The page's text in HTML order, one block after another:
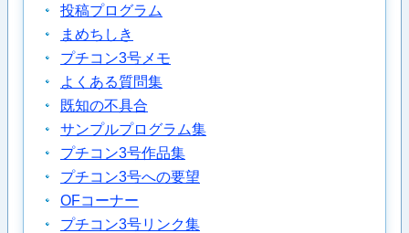
投稿プログラム
まめちしき
プチコン3号メモ
よくある質問集
既知の不具合
サンプルプログラム集
プチコン3号作品集
プチコン3号への要望
OFコーナー
プチコン3号リンク集